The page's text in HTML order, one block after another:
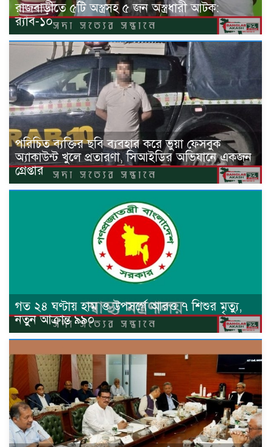
রাজবাড়ীতে ৫টি অস্ত্রসহ ৫ জন অস্ত্রধারী আটক:
র‍্যাব-১০
পরিচিত ব্যক্তির ছবি ব্যবহার করে ভুয়া ফেসবুক
অ্যাকাউন্ট খুলে প্রতারণা, সিআইডির অভিযানে একজন
গ্রেপ্তার
গত ২৪ ঘণ্টায় হাম ও উপসর্গে আরও ৭ শিশুর মৃত্যু,
নতুন আক্রান্ত ৯৯০